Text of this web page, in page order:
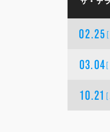
02.25
03.04
10.21